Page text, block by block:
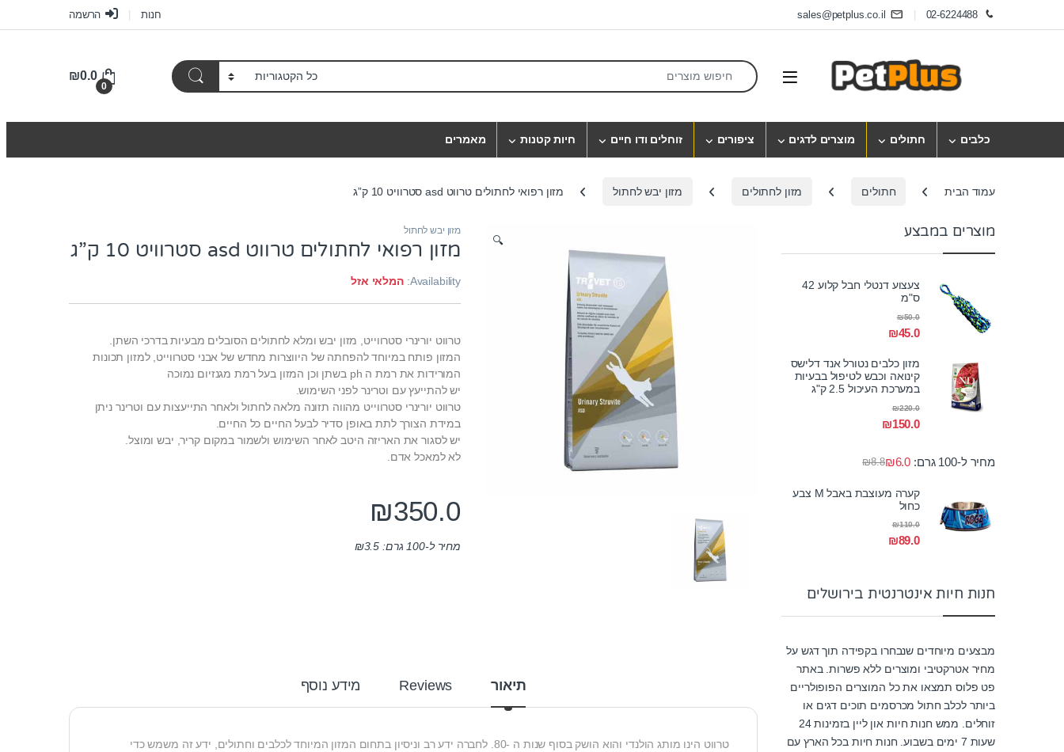
Skip to navigation
02-6224488
sales@petplus.co.il חנות הרשמה
Open
Search for:
0
₪0.0
כלבים חתולים מוצרים לדגים ציפורים זוחלים ודו חיים חיות קטנות מאמרים
עמוד הבית חתולים מזון לחתולים מזון יבש לחתול מזון רפואי לחתולים טרווט asd סטרוויט 10 ק”ג
🔍
מזון יבש לחתול
מזון רפואי לחתולים טרווט asd סטרוויט 10 ק”ג
Availability: המלאי אזל
טרווט יורינרי סטרווייט, מזון יבש ומלא לחתולים הסובלים מבעיות בדרכי השתן.
המזון פותח במיוחד להפחתה של היווצרות מחדש של אבני סטרווייט, למזון תכונות
המורידות את רמת ה ph בשתן וכן המזון בעל רמת מגנזיום נמוכה
יש להתייעץ עם וטרינר לפני השימוש.
טרווט יורינרי סטרווייט מהווה תזונה מלאה לחתול ולאחר התייעצות עם וטרינר ניתן
במידת הצורך לתת באופן סדיר לבעל החיים כל החיים.
יש לסגור את האריזה היטב לאחר השימוש ולשמור במקום קריר, יבש ומוצל.
לא למאכל אדם.
₪350.0
מחיר ל-100 גרם: ₪3.5
תיאור Reviews מידע נוסף
טרווט הינו מותג הולנדי והוא הושק בסוף שנות ה -80. לחברה ידע רב וניסיון בתחום המזון המיוחד לכלבים וחתולים, ידע זה משמש כדי
מוצרים במבצע
צעצוע דנטלי חבל קלוע 42
ס"מ
₪45.0
₪50.0
מזון כלבים נטורל אנד דלישס
קינואה וכבש לטיפול בבעיות
במערכת העיכול 2.5 ק"ג
₪150.0
₪220.0
מחיר ל-100 גרם: ₪8.8₪6.0
קערה מעוצבת באבל M צבע
כחול
₪89.0
₪110.0
חנות חיות אינטרנטית בירושלים
מבצעים מיוחדים שנבחרו בקפידה תוך דגש על
מחיר אטרקטיבי ומוצרים ללא פשרות. באתר
פט פלוס תמצאו את כל המוצרים הפופולריים
ביותר לכלב חתול מכרסמים תוכים דגים או
זוחלים. ממש חנות חיות און ליין בזמינות 24
שעות 7 ימים בשבוע. חנות חיות בכל הארץ עם